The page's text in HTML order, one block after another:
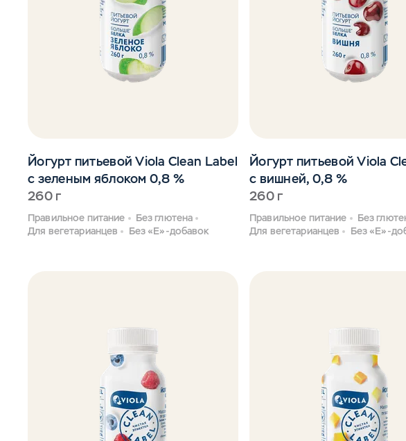
Йогурт питьевой Viola Clean Label
с зеленым яблоком 0,8 %
260 г
Правильное питание
Без глютена
Для вегетарианцев
Без «Е»-добавок
Йогурт питьевой Viola
с вишней, 0,8 %
260 г
Правильное питание
Без
Для вегетарианцев
Без «Е»-